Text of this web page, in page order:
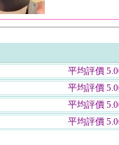
平均評價
平均評價
平均評價
平均評價